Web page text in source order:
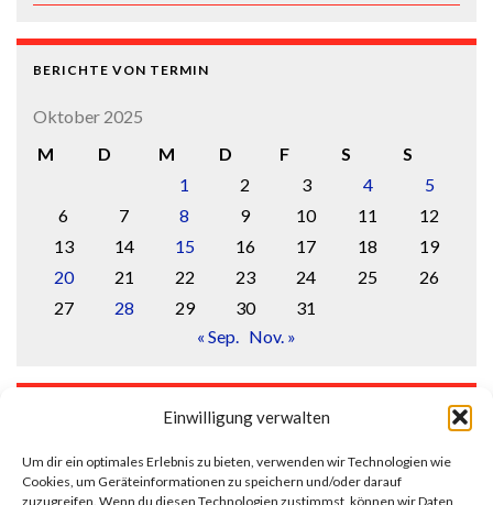
Einwilligung verwalten
Um dir ein optimales Erlebnis zu bieten, verwenden wir Technologien wie
Cookies, um Geräteinformationen zu speichern und/oder darauf
zuzugreifen. Wenn du diesen Technologien zustimmst, können wir Daten
BERICHTE VON TERMIN
Oktober 2025
M
D M D F S
S
1
2 3 4
5
6
7 8 9 10 11
12
13
14 15 16 17 18
19
20
21 22 23 24 25
26
27
28 29 30
31
« Sep.
Nov. »
Anmelden
Eintrags-Feed